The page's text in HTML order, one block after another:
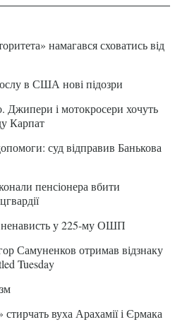
намагався сховатись від
в США нові підозри
Джипери і мотокросери хочуть
Карпат
суд відправив Банькова
пенсіонера вбити
ненависть у 225-му ОШП
Самуненков отримав відзнаку
Tuesday
вуха Арахамії і Єрмака